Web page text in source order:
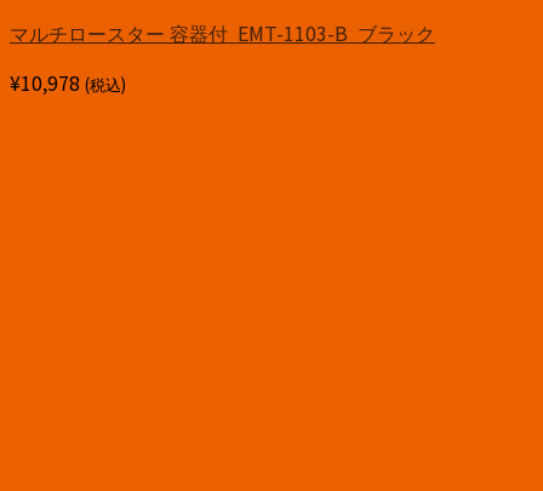
マルチロースター 容器付 EMT-1103-B ブラック
¥10,978 (税込)